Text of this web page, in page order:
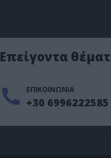
Επείγοντα
ΕΠΙΚΟΙΝΩΝΙΑ
+30 6996222585